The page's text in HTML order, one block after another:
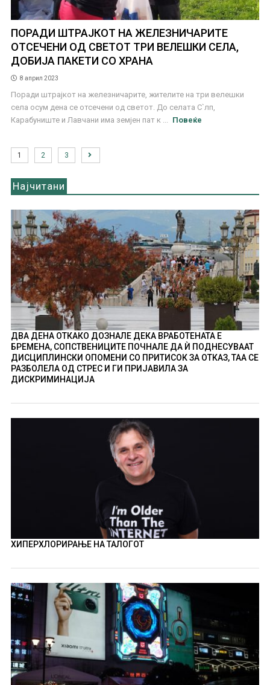
ПОРАДИ ШТРАЈКОТ НА ЖЕЛЕЗНИЧАРИТЕ
ОТСЕЧЕНИ ОД СВЕТОТ ТРИ ВЕЛЕШКИ СЕЛА,
ДОБИЈА ПАКЕТИ СО ХРАНА
8 април 2023
Поради штрајкот на железничарите, жителите на три велешки
села осум дена се отсечени од светот. До селата С`лп,
Карабуниште и Лавчани има земјен пат к ...
Повеќе
1 2 3
Најчитани
ДВА ДЕНА ОТКАКО ДОЗНАЛЕ ДЕКА ВРАБОТЕНАТА Е
БРЕМЕНА, СОПСТВЕНИЦИТЕ ПОЧНАЛЕ ДА Ѝ ПОДНЕСУВААТ
ДИСЦИПЛИНСКИ ОПОМЕНИ СО ПРИТИСОК ЗА ОТКАЗ, ТАА СЕ
РАЗБОЛЕЛА ОД СТРЕС И ГИ ПРИЈАВИЛА ЗА
ДИСКРИМИНАЦИЈА
ХИПЕРХЛОРИРАЊЕ НА ТАЛОГОТ